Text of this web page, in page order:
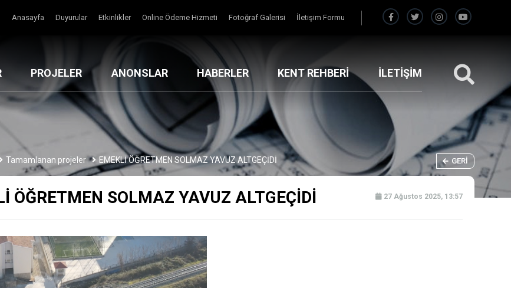
Anasayfa Duyurular Etkinlikler Online Ödeme Hizmeti Fotoğraf Galerisi İletişim Formu
PROJELER ANONSLAR HABERLER KENT REHBERİ İLETİŞİM
Tamamlanan projeler EMEKLİ ÖĞRETMEN SOLMAZ YAVUZ ALTGEÇİDİ GERI
ÖĞRETMEN SOLMAZ YAVUZ ALTGEÇİDİ 27 Ağustos 2025, 13:57